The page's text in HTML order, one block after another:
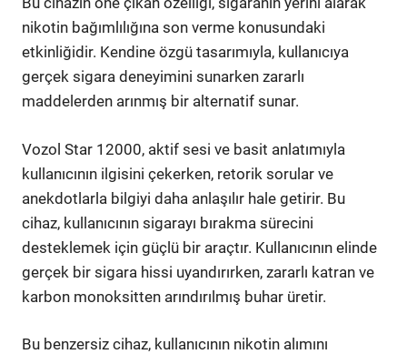
nikotin bağımlılığına son verme konusundaki
etkinliğidir. Kendine özgü tasarımıyla, kullanıcıya
gerçek sigara deneyimini sunarken zararlı
maddelerden arınmış bir alternatif sunar.
Vozol Star 12000, aktif sesi ve basit anlatımıyla
kullanıcının ilgisini çekerken, retorik sorular ve
anekdotlarla bilgiyi daha anlaşılır hale getirir. Bu
cihaz, kullanıcının sigarayı bırakma sürecini
desteklemek için güçlü bir araçtır. Kullanıcının elinde
gerçek bir sigara hissi uyandırırken, zararlı katran ve
karbon monoksitten arındırılmış buhar üretir.
Bu benzersiz cihaz, kullanıcının nikotin alımını